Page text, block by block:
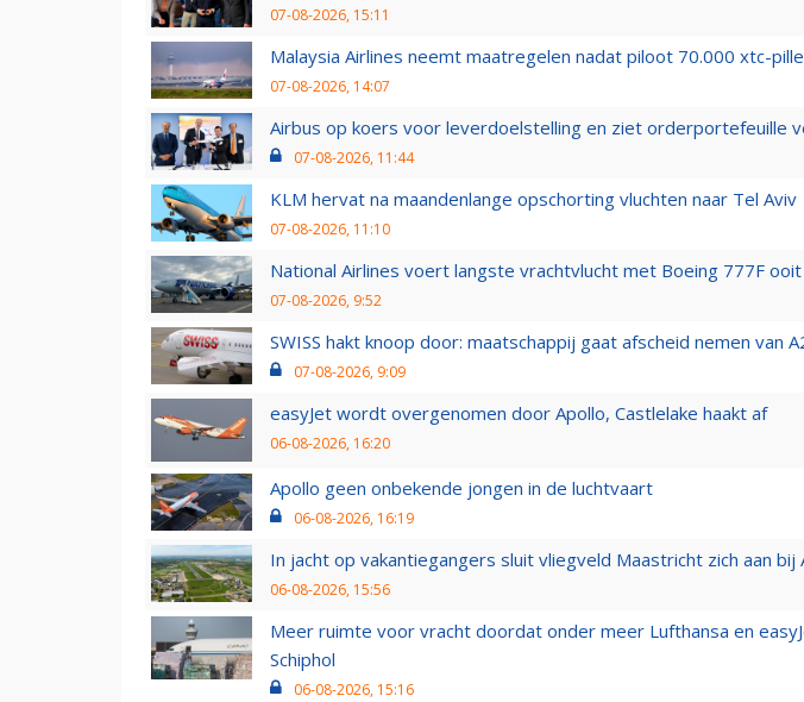
07-08-2026, 15:11
Malaysia Airlines neemt maatregelen nadat piloot 70.000 xtc-
07-08-2026, 14:07
Airbus op koers voor leverdoelstelling en ziet orderportefeuille
07-08-2026, 11:44
KLM hervat na maandenlange opschorting vluchten naar Tel Aviv
07-08-2026, 11:10
National Airlines voert langste vrachtvlucht met Boeing 777F
07-08-2026, 9:52
SWISS hakt knoop door: maatschappij gaat afscheid nemen van
07-08-2026, 9:09
easyJet wordt overgenomen door Apollo, Castlelake haakt af
06-08-2026, 16:20
Apollo geen onbekende jongen in de luchtvaart
06-08-2026, 16:19
In jacht op vakantiegangers sluit vliegveld Maastricht zich aan bij
06-08-2026, 15:56
Meer ruimte voor vracht doordat onder meer Lufthansa en
Schiphol
06-08-2026, 15:16